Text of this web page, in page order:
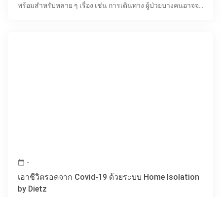
พร้อมสำหรับหลาย ๆ เรื่อง เช่น การเดินทาง ผู้ป่วยบางคนอาจจะ
calendar_today -
เอาชีวิตรอดจาก Covid-19 ด้วยระบบ Home Isolation
by Dietz